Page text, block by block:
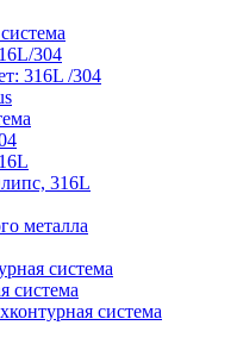
304
316L /304
316L
металла
система
система
система